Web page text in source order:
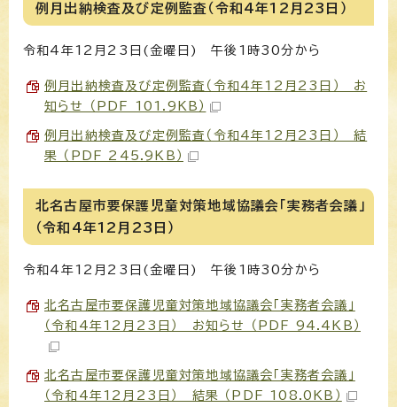
例月出納検査及び定例監査（令和4年12月23日）
令和4年12月23日(金曜日) 午後1時30分から
例月出納検査及び定例監査（令和4年12月23日） お
知らせ （PDF 101.9KB）
例月出納検査及び定例監査（令和4年12月23日） 結
果 （PDF 245.9KB）
北名古屋市要保護児童対策地域協議会「実務者会議」
（令和4年12月23日）
令和4年12月23日(金曜日) 午後1時30分から
北名古屋市要保護児童対策地域協議会「実務者会議」
（令和4年12月23日） お知らせ （PDF 94.4KB）
北名古屋市要保護児童対策地域協議会「実務者会議」
（令和4年12月23日） 結果 （PDF 108.0KB）